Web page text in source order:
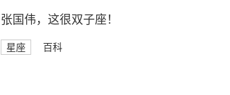
张国伟，这很双子座！
星座 百科